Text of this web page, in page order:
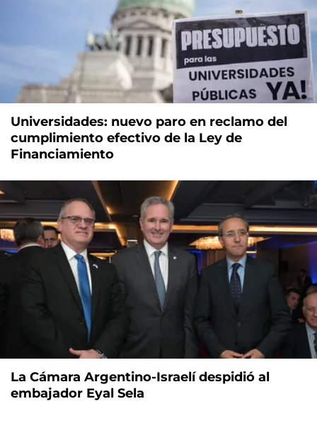
Universidades: nuevo paro en reclamo del
cumplimiento efectivo de la Ley de
Financiamiento
La Cámara Argentino-Israelí despidió al
embajador Eyal Sela